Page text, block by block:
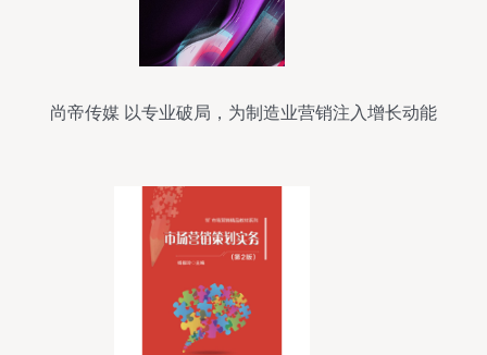
尚帝传媒 以专业破局，为制造业营销注入增长动能